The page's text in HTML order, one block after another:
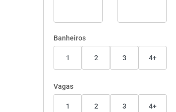
Banheiros
1 2 3 4+
Vagas
1 2 3 4+